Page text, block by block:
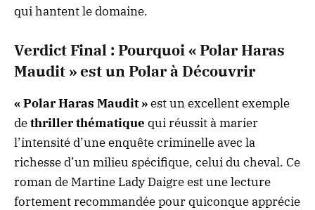
qui hantent le domaine.
Verdict Final : Pourquoi « Polar Haras
Maudit » est un Polar à Découvrir
« Polar Haras Maudit »est un excellent exemple
dethriller thématique qui réussit à marier
l’intensité d’une enquête criminelle avec la
richesse d’un milieu spécifique, celui du cheval. Ce
roman de Martine Lady Daigre est une lecture
fortement recommandée pour quiconque apprécie